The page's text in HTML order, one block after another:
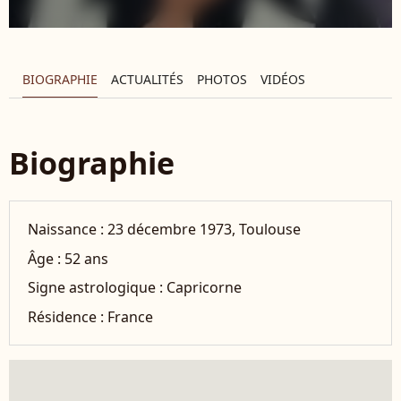
BIOGRAPHIE ACTUALITÉS PHOTOS VIDÉOS
Biographie
Naissance :23 décembre 1973, Toulouse
Âge : 52 ans
Signe astrologique : Capricorne
Résidence : France